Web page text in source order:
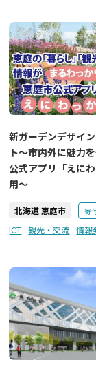
新ガーデンデザイ
ト～市内外に魅力
公式アプリ「えに
用～
北海道 恵庭市 寄
ICT 観光・交流 情報